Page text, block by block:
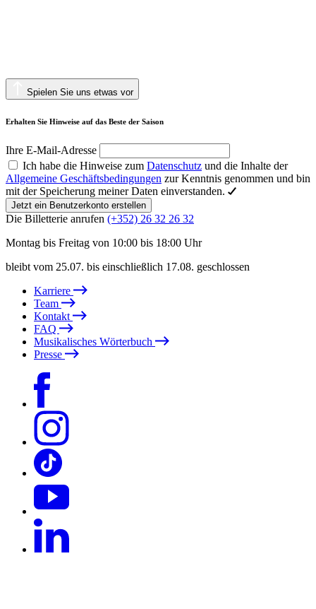
Spielen Sie uns etwas vor
Erhalten Sie Hinweise auf das Beste der Saison
Ihre E-Mail-Adresse
Ich habe die Hinweise zum Datenschutz und die Inhalte der
Allgemeine Geschäftsbedingungen zur Kenntnis genommen und bin
mit der Speicherung meiner Daten einverstanden.
Jetzt ein Benutzerkonto erstellen
Die Billetterie anrufen (+352) 26 32 26 32
Montag bis Freitag von 10:00 bis 18:00 Uhr
bleibt vom 25.07. bis einschließlich 17.08. geschlossen
Karriere
Team
Kontakt
FAQ
Musikalisches Wörterbuch
Presse